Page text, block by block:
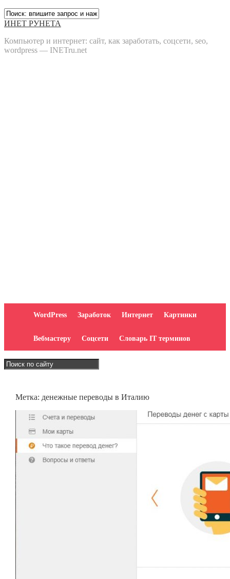
ИНЕТ РУНЕТА
Компьютер и интернет: сайт, как заработать, соцсети, seo,
wordpress — INETru.net
WordPress Заработок Интернет Картинки
Вебмастеру Соцсети Словарь IT терминов
Метка: денежные переводы в Италию